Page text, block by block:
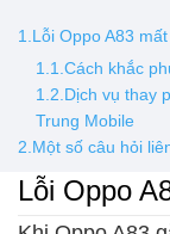
Vỏ
1.Lỗi Oppo A83
1.1.Cách khắc
1.2.Dịch vụ thay
Trung Mobile
2.Một số câu hỏi
Lỗi Oppo